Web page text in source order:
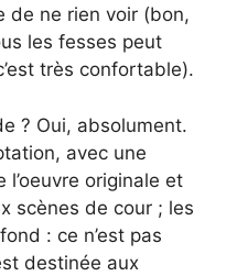
de ne rien voir (bon,
les fesses peut
très confortable).
? Oui, absolument.
avec une
l’oeuvre originale et
scènes de cour ; les
: ce n’est pas
destinée aux